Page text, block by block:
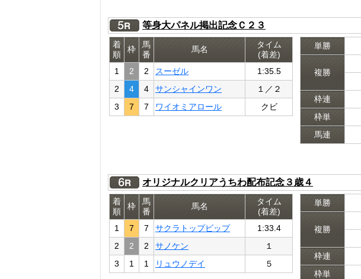
等身大パネル掲出記念Ｃ２３
着
順
枠
馬
番
馬名
タイム
(着差)
1
2 2 スーゼル
1:35.5
2
4 4 サンシャインワン
１／２
3
7 7 ワイオミアロール クビ
単勝
複勝
枠連
枠単
馬連
オリジナルクリアうちわ配布記念３歳４
着
順
枠
馬
番
馬名
タイム
(着差)
1
7 7 サクラトップビップ
1:33.4
2
2 2 サノケン
１
3
1 1 リュウノデイ ５
単勝
複勝
枠連
枠単